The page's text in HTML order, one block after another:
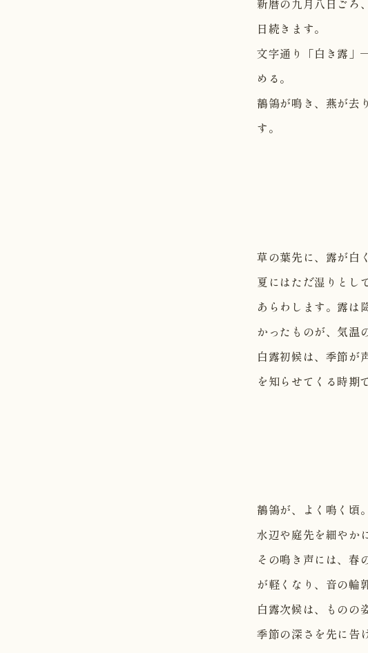
新暦の九月八日ごろ
日続きます。
文字通り「白き露」
める。
鶺鴒が鳴き、燕が去
す。
草の葉先に、露が白
夏にはただ湿りとし
あらわします。露は
かったものが、気温
白露初候は、季節が
を知らせてくる時期
鶺鴒が、よく鳴く頃。
水辺や庭先を細やか
その鳴き声には、春
が軽くなり、音の輪
白露次候は、ものの
季節の深さを先に告